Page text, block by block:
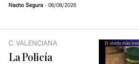
Nacho Segura 06/08/2026
C. VALENCIANA
La Policía